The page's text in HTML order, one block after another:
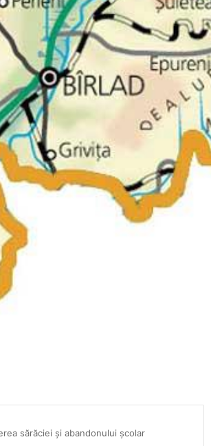
sărăciei și abandonului școlar